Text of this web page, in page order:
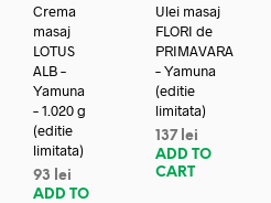
Crema
masaj
LOTUS
ALB –
Yamuna
– 1.020 g
(editie
limitata)
93
lei
ADD TO
Ulei masaj
FLORI de
PRIMAVARA
– Yamuna
(editie
limitata)
137 lei
ADD TO
CART